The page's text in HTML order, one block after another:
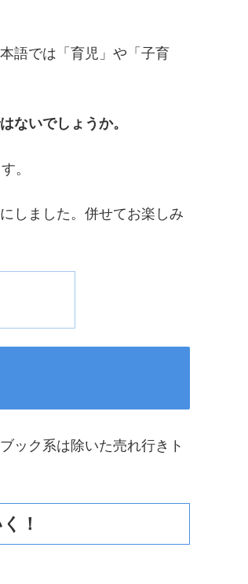
語では「育児」や「子育
ないでしょうか。
。
しました。併せてお楽しみ
ック系は除いた売れ行きト
！